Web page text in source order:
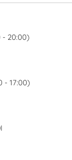
- 20:00)
- 17:00)